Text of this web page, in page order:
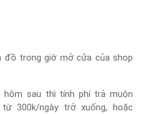
đồ trong giờ mở cửa của shop
hôm sau thì tính phí trả muộn
300k/ngày trở xuống, hoặc